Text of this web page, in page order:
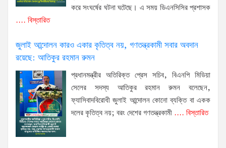
করে সংঘর্ষের ঘটনা ঘটেছে। এ সময় ডিএনসিসির প্রশাসক
.... বিস্তারিত
জুলাই আন্দোলন কারও একার কৃতিত্ব নয়, গণতন্ত্রকামী সবার অবদান
রয়েছে: আতিকুর রহমান রুমন
প্রধানমন্ত্রীর অতিরিক্ত প্রেস সচিব, বিএনপি মিডিয়া
সেলের সদস্য আতিকুর রহমান রুমন বলেছেন,
ফ্যাসিবাদবিরোধী জুলাই আন্দোলন কোনো ব্যক্তি বা একক
দলের কৃতিত্ব নয়; বরং দেশের গণতন্ত্রকামী .... বিস্তারিত